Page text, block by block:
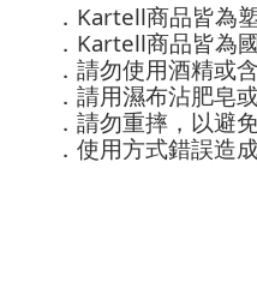
． Kartell商品皆為
． Kartell商品皆為
．請勿使用酒精或
．請用濕布沾肥皂
．請勿重摔，以避
．使用方式錯誤造